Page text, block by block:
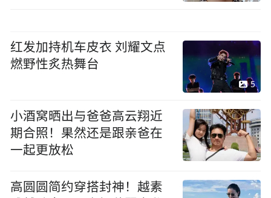
红发加持机车皮衣 刘耀文点
燃野性炙热舞台
5
小酒窝晒出与爸爸高云翔近
期合照！果然还是跟亲爸在
一起更放松
高圆圆简约穿搭封神！越素